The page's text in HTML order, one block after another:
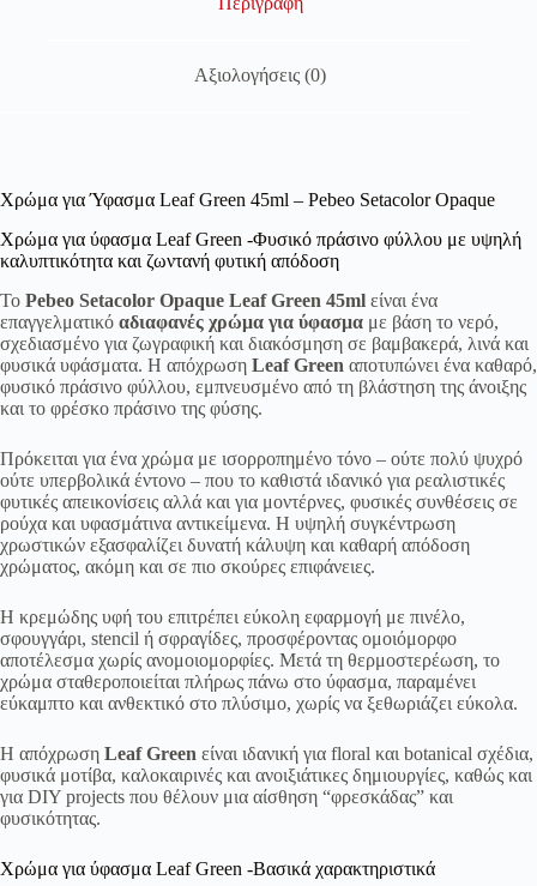
Αξιολογήσεις (0)
Χρώμα για Ύφασμα Leaf Green 45ml – Pebeo Setacolor Opaque
Χρώμα για ύφασμα Leaf Green -Φυσικό πράσινο φύλλου με υψηλή
καλυπτικότητα και ζωντανή φυτική απόδοση
Το Pebeo Setacolor Opaque Leaf Green 45ml είναι ένα
επαγγελματικό αδιαφανές χρώμα για ύφασμα με βάση το νερό,
σχεδιασμένο για ζωγραφική και διακόσμηση σε βαμβακερά, λινά και
φυσικά υφάσματα. Η απόχρωση Leaf Green αποτυπώνει ένα καθαρό,
φυσικό πράσινο φύλλου, εμπνευσμένο από τη βλάστηση της άνοιξης
και το φρέσκο πράσινο της φύσης.
Πρόκειται για ένα χρώμα με ισορροπημένο τόνο – ούτε πολύ ψυχρό
ούτε υπερβολικά έντονο – που το καθιστά ιδανικό για ρεαλιστικές
φυτικές απεικονίσεις αλλά και για μοντέρνες, φυσικές συνθέσεις σε
ρούχα και υφασμάτινα αντικείμενα. Η υψηλή συγκέντρωση
χρωστικών εξασφαλίζει δυνατή κάλυψη και καθαρή απόδοση
χρώματος, ακόμη και σε πιο σκούρες επιφάνειες.
Η κρεμώδης υφή του επιτρέπει εύκολη εφαρμογή με πινέλο,
σφουγγάρι, stencil ή σφραγίδες, προσφέροντας ομοιόμορφο
αποτέλεσμα χωρίς ανομοιομορφίες. Μετά τη θερμοστερέωση, το
χρώμα σταθεροποιείται πλήρως πάνω στο ύφασμα, παραμένει
εύκαμπτο και ανθεκτικό στο πλύσιμο, χωρίς να ξεθωριάζει εύκολα.
Η απόχρωση Leaf Green είναι ιδανική για floral και botanical σχέδια,
φυσικά μοτίβα, καλοκαιρινές και ανοιξιάτικες δημιουργίες, καθώς και
για DIY projects που θέλουν μια αίσθηση “φρεσκάδας” και
φυσικότητας.
Χρώμα για ύφασμα Leaf Green -Βασικά χαρακτηριστικά